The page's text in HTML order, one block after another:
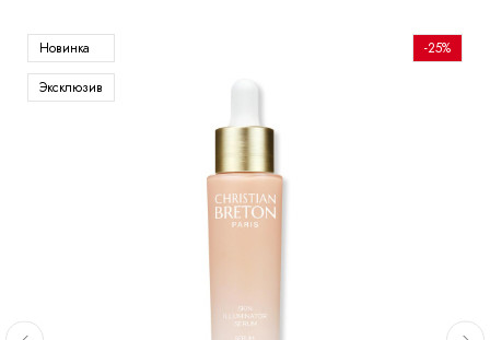
Новинка
Эксклюзив
-25%